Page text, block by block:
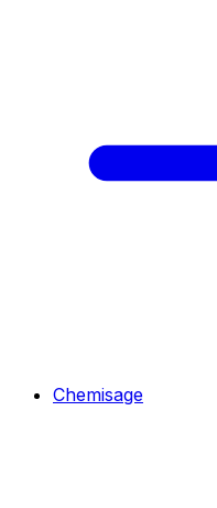
Chemisage